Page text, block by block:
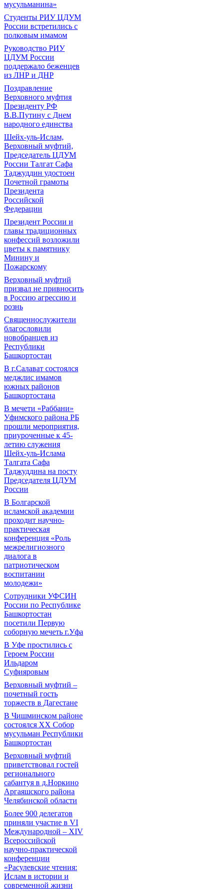
мусульманина»
Студенты РИУ ЦДУМ
России встретились с
полковым имамом
Руководство РИУ
ЦДУМ России
поддержало беженцев
из ЛНР и ДНР
Поздравление
Верховного муфтия
Президенту РФ
В.В.Путину с Днем
народного единства
Шейх-уль-Ислам,
Верховный муфтий,
Председатель ЦДУМ
России Талгат Сафа
Таджуддин удостоен
Почетной грамоты
Президента
Российской
Федерации
Президент России и
главы традиционных
конфессий возложили
цветы к памятнику
Минину и
Пожарскому
Верховный муфтий
призвал не привносить
в Россию агрессию и
рознь
Священнослужители
благословили
новобранцев из
Республики
Башкортостан
В г.Салават состоялся
меджлис имамов
южных районов
Башкортостана
В мечети «Раббани»
Уфимского района РБ
прошли мероприятия,
приуроченные к 45-
летию служения
Шейх-уль-Ислама
Талгата Сафа
Таджуддина на посту
Председателя ЦДУМ
России
В Болгарской
исламской академии
проходит научно-
практическая
конференция «Роль
межрелигиозного
диалога в
патриотическом
воспитании
молодежи»
Сотрудники УФСИН
России по Республике
Башкортостан
посетили Первую
соборную мечеть г.Уфа
В Уфе простились с
Героем России
Ильдаром
Суфияровым
Верховный муфтий –
почетный гость
торжеств в Дагестане
В Чишминском районе
состоялся XX Собор
мусульман Республики
Башкортостан
Верховный муфтий
приветствовал гостей
регионального
сабантуя в д.Норкино
Аргаяшского района
Челябинской области
Более 900 делегатов
приняли участие в VI
Международной – ХIV
Всероссийской
научно-практической
конференции
«Расулевские чтения:
Ислам в истории и
современной жизни